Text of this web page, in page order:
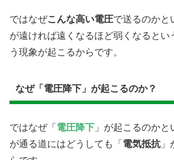
ではなぜこんな高い電圧で送るのかと
が遠ければ遠くなるほど弱くなるとい
う現象が起こるからです。
なぜ「電圧降下」が起こるのか？
ではなぜ「 電圧降下 」が起こるのか
が通る道にはどうしても「 電気抵抗」